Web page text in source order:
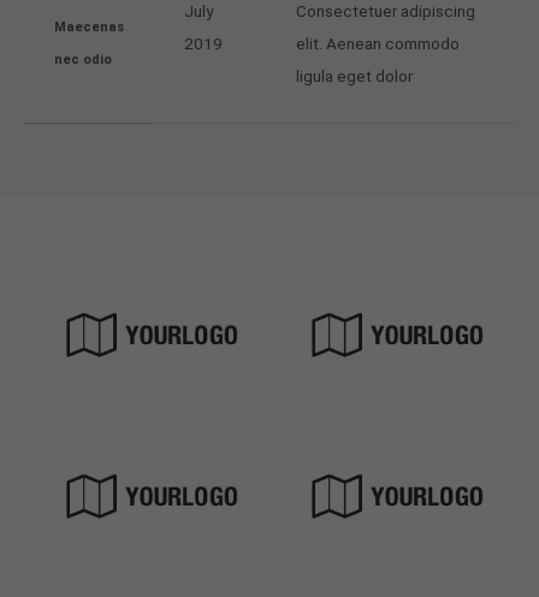
Maecenas
nec odio
July
2019
Consectetuer adipiscing
elit. Aenean commodo
ligula eget dolor